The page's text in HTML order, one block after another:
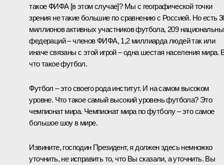
такое ФИФА [в этом случае]? Мы с географической точки
зрения не такие большие по сравнению с Россией. Но есть
миллионов активных участников футбола, 209
федераций – членов ФИФА, 1,2 миллиарда людей так или
иначе связаны с этой игрой – одна шестая населения мира.
что такое футбол.
Футбол – это своего рода институт. И на самом высоком
уровне. Что такое самый высокий уровень футбола? Это
чемпионат мира. Чемпионат мира по футболу – это самое
большое шоу в мире.
Извините, господин Президент, я должен здесь немножко
уточнить, не исправить то, что Вы сказали, а уточнить. Вы